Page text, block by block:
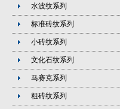
水波纹系列
标准砖纹系列
小砖纹系列
文化石纹系列
马赛克系列
粗砖纹系列